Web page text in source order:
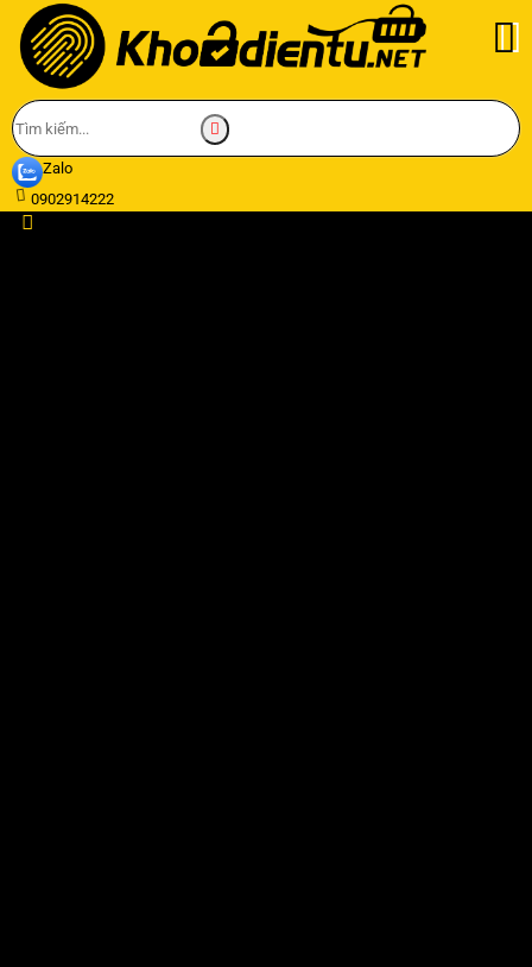
Zalo
0902914222